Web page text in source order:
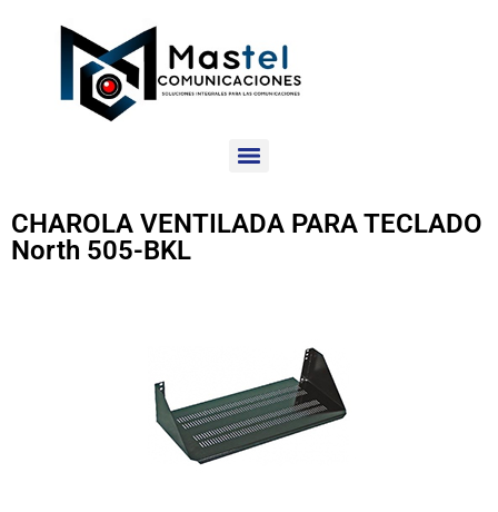
CHAROLA VENTILADA PARA TECLADO
North 505-BKL